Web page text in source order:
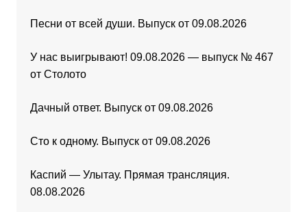
Песни от всей души. Выпуск от 09.08.2026
У нас выигрывают! 09.08.2026 — выпуск № 467
от Столото
Дачный ответ. Выпуск от 09.08.2026
Сто к одному. Выпуск от 09.08.2026
Каспий — Улытау. Прямая трансляция.
08.08.2026